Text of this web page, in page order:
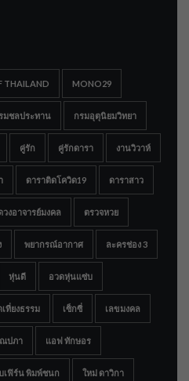
THAILAND MONO29
มชลประทาน กรมอุตุนิยมวิทยา
คู่รัก คู่รักดารา งานวิวาห์
ดาราติดโควิด19 ดาราสาว
วงอาจารย์มงคล ตรวจหวย
พยากรณ์อากาศ ละครช่อง 3
หุ่นดี อวดหุ่นแซ่บ
ที่ยงธรรม เซ็กซี่ เลขมงคล
ปภา แอฟ ทักษอร
เฟิร์น พิมพ์ชนก ใหม่ ดาวิกา